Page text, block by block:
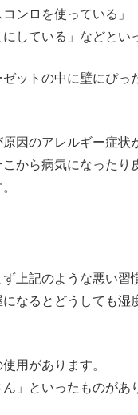
ンロを使っている
している」などとい
ットの中に壁にぴ
因のアレルギー症状
から病気になった
上記のような悪い
なるとどうしても
用があります。
」といったものが